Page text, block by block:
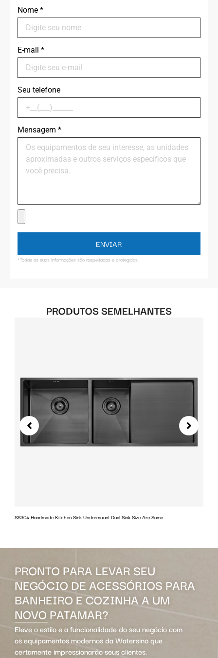
Nome *
E-mail *
Seu telefone
Mensagem *
ENVIAR
*Todas as suas informações são respeitadas e protegidas.
PRODUTOS SEMELHANTES
SS304 Handmade Kitchen Sink Undermount Dual Sink Size Are Same
PRONTO PARA LEVAR SEU
NEGÓCIO DE ACESSÓRIOS PARA
BANHEIRO E COZINHA A UM
NOVO PATAMAR?
Eleve o estilo e a funcionalidade do seu negócio com
os equipamentos modernos da Watersino que
certamente impressionarão seus clientes.